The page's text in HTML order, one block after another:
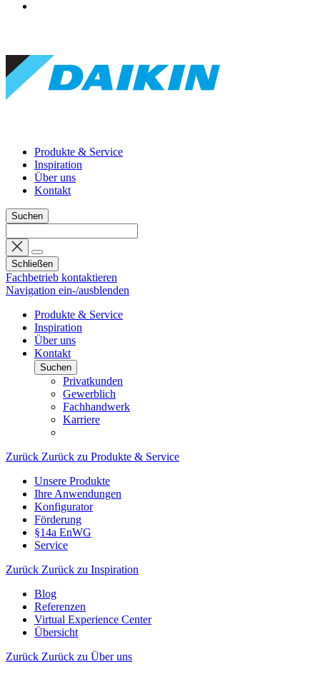
Produkte & Service
Inspiration
Über uns
Kontakt
Suchen
Schließen
Fachbetrieb kontaktieren
Navigation ein-/ausblenden
Produkte & Service
Inspiration
Über uns
Kontakt
Suchen
Privatkunden
Gewerblich
Fachhandwerk
Karriere
Zurück Zurück zu Produkte & Service
Unsere Produkte
Ihre Anwendungen
Konfigurator
Förderung
§14a EnWG
Service
Zurück Zurück zu Inspiration
Blog
Referenzen
Virtual Experience Center
Übersicht
Zurück Zurück zu Über uns